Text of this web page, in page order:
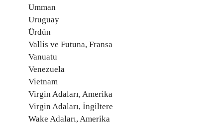
Umman
Uruguay
Ürdün
Vallis ve Futuna, Fransa
Vanuatu
Venezuela
Vietnam
Virgin Adaları, Amerika
Virgin Adaları, İngiltere
Wake Adaları, Amerika